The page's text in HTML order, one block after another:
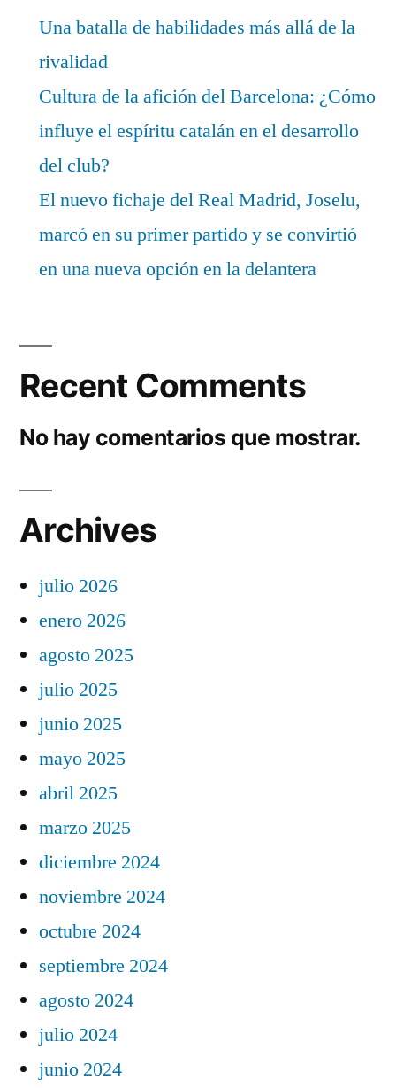
Una batalla de habilidades más allá de la
rivalidad
Cultura de la afición del Barcelona: ¿Cómo
influye el espíritu catalán en el desarrollo
del club?
El nuevo fichaje del Real Madrid, Joselu,
marcó en su primer partido y se convirtió
en una nueva opción en la delantera
Recent Comments
No hay comentarios que mostrar.
Archives
julio 2026
enero 2026
agosto 2025
julio 2025
junio 2025
mayo 2025
abril 2025
marzo 2025
diciembre 2024
noviembre 2024
octubre 2024
septiembre 2024
agosto 2024
julio 2024
junio 2024